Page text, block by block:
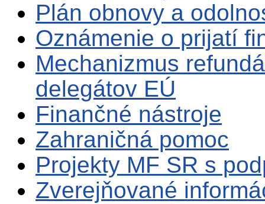
Plán obnovy a
Oznámenie o prijatí
Mechanizmus
delegátov EÚ
Finančné nástroje
Zahraničná pomoc
Projekty MF SR s
Zverejňované